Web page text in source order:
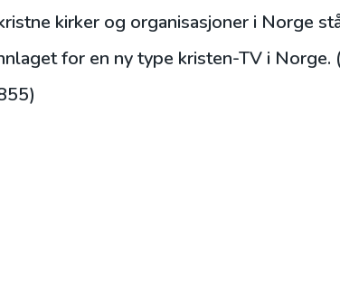
kirker og organisasjoner i Norge
for en ny type kristen-TV i Norge.